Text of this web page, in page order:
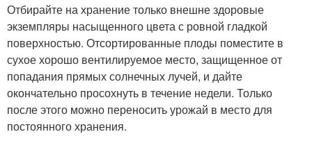
Отбирайте на хранение только внешне здоровые
экземпляры насыщенного цвета с ровной гладкой
поверхностью. Отсортированные плоды поместите в
сухое хорошо вентилируемое место, защищенное от
попадания прямых солнечных лучей, и дайте
окончательно просохнуть в течение недели. Только
после этого можно переносить урожай в место для
постоянного хранения.